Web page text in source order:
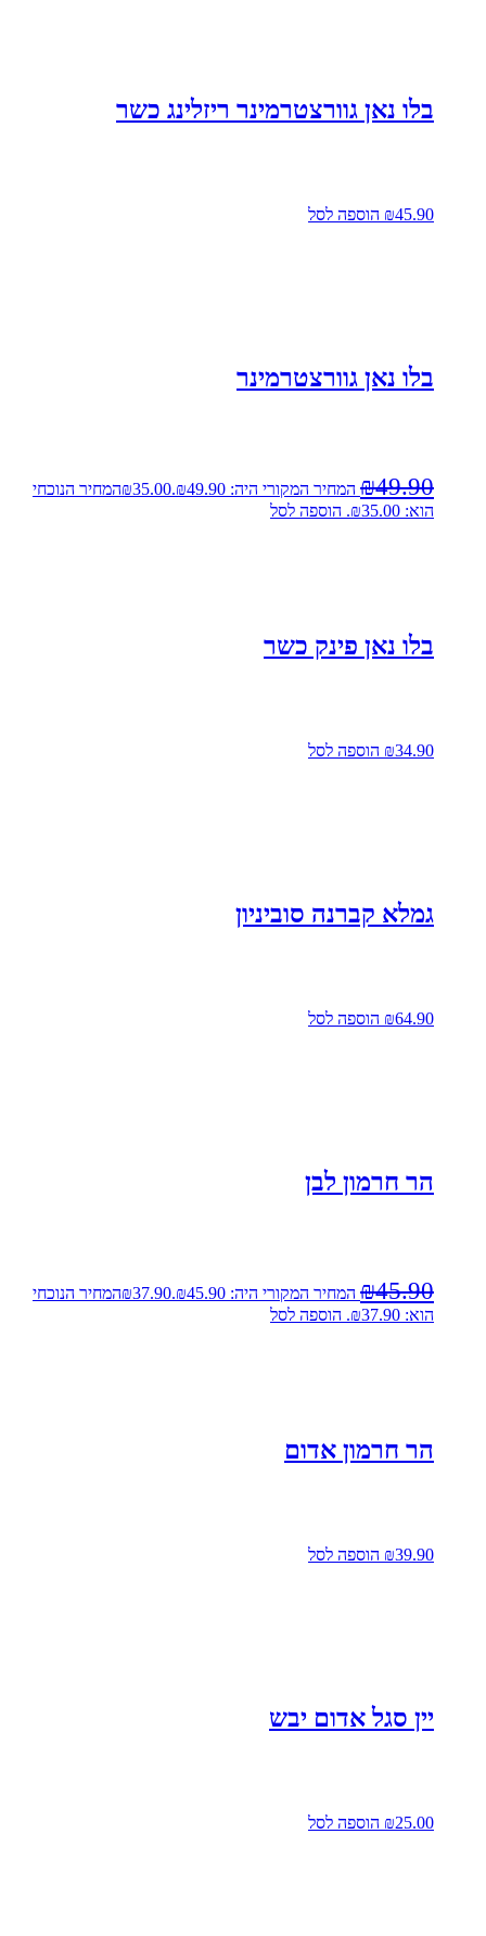
בלו נאן גוורצטרמינר ריזלינג כשר
₪45.90 הוספה לסל
בלו נאן גוורצטרמינר
₪49.90 המחיר המקורי היה: ₪49.90. ₪35.00
המחיר הנוכחי
הוא: ₪35.00.
הוספה לסל
בלו נאן פינק כשר
₪34.90 הוספה לסל
גמלא קברנה סוביניון
₪64.90 הוספה לסל
הר חרמון לבן
₪45.90 המחיר המקורי היה: ₪45.90. ₪37.90
המחיר הנוכחי
הוא: ₪37.90.
הוספה לסל
הר חרמון אדום
₪39.90 הוספה לסל
יין סגל אדום יבש
₪25.00 הוספה לסל